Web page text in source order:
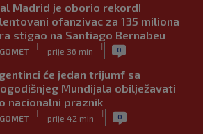
Madrid je oborio rekord!
ofanzivac za 135 miliona
stigao na Santiago Bernabeu
|
prije 36 min
| 0
će jedan trijumf sa
Mundijala obilježavati
nacionalni praznik
|
prije 42 min
| 0